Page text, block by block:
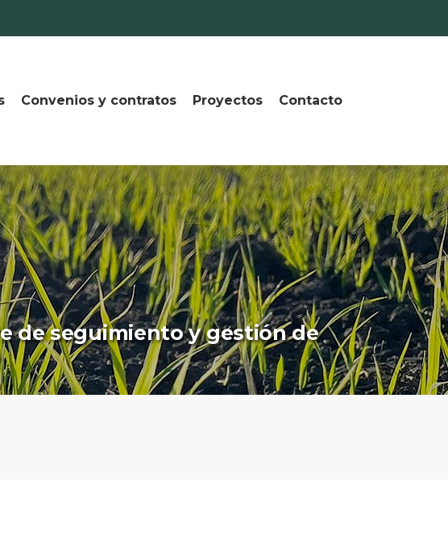
Convenios y contratos Proyectos Contacto
de seguimiento y gestión de